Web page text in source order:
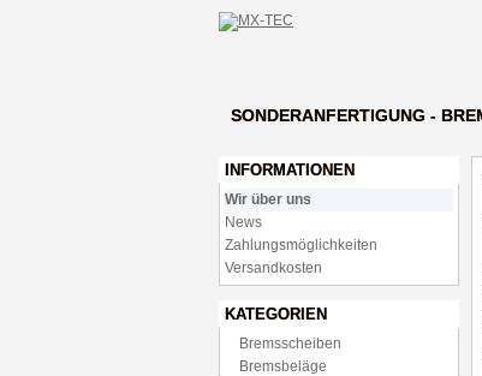
SONDERANFERTIGUNG -
INFORMATIONEN
Wir über uns
News
Zahlungsmöglichkeiten
Versandkosten
KATEGORIEN
Bremsscheiben
Bremsbeläge